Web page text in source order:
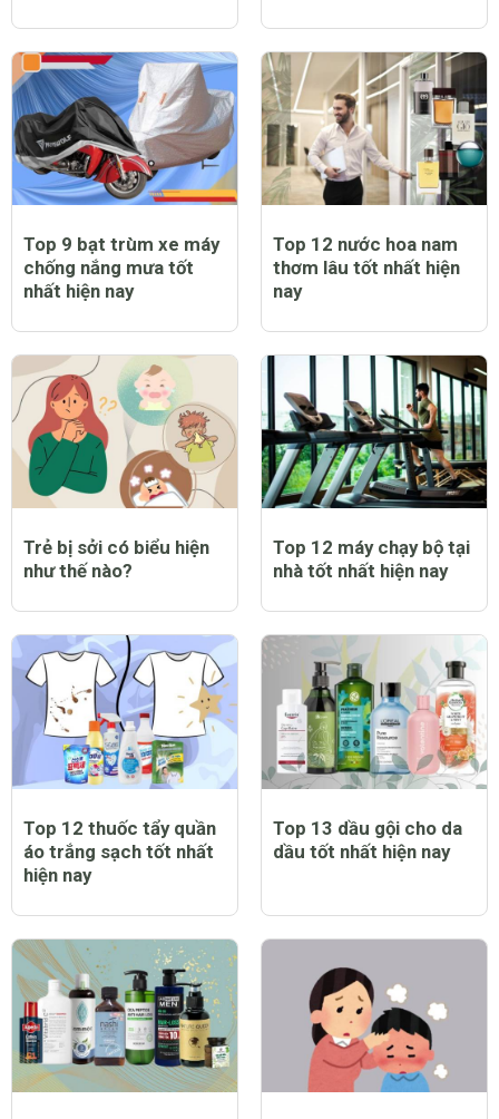
Top 9 bạt trùm xe máy
chống nắng mưa tốt
nhất hiện nay
Top 12 nước hoa nam
thơm lâu tốt nhất hiện
nay
Trẻ bị sởi có biểu hiện
như thế nào?
Top 12 máy chạy bộ tại
nhà tốt nhất hiện nay
Top 12 thuốc tẩy quần
áo trắng sạch tốt nhất
hiện nay
Top 13 dầu gội cho da
dầu tốt nhất hiện nay